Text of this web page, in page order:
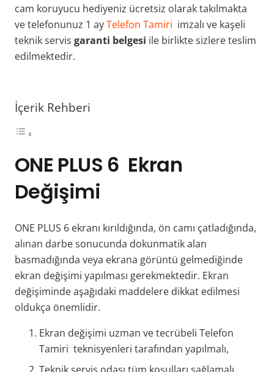
cam koruyucu hediyeniz ücretsiz olarak takılmakta
ve telefonunuz 1 ayTelefon Tamiri imzalı ve kaşeli
teknik servis garanti belgesi ile birlikte sizlere teslim
edilmektedir.
İçerik Rehberi
ONE PLUS 6 Ekran
Değişimi
ONE PLUS 6 ekranı kırıldığında, ön camı çatladığında,
alınan darbe sonucunda dokunmatik alan
basmadığında veya ekrana görüntü gelmediğinde
ekran değişimi yapılması gerekmektedir. Ekran
değişiminde aşağıdaki maddelere dikkat edilmesi
oldukça önemlidir.
Ekran değişimi uzman ve tecrübeli Telefon
Tamiri teknisyenleri tarafından yapılmalı,
Teknik servis odası tüm koşulları sağlamalı,